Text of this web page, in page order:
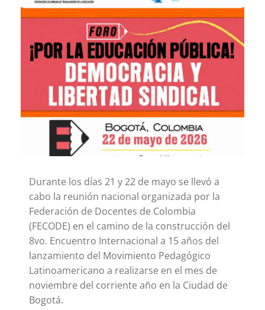
Durante los días 21 y 22 de mayo se llevó a
cabo la reunión nacional organizada por la
Federación de Docentes de Colombia
(FECODE) en el camino de la construcción del
8vo. Encuentro Internacional a 15 años del
lanzamiento del Movimiento Pedagógico
Latinoamericano a realizarse en el mes de
noviembre del corriente año en la Ciudad de
Bogotá.